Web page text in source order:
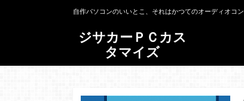
ジサカーＰＣカス
タマイズ
自作パソコンのいいとこ、それはかつてのオーディオコ